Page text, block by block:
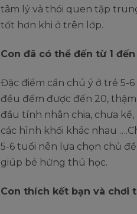
tâm lý và thói quen tập
tốt hơn khi ở trên lớp.
Con đã có thể đến từ 1
Đặc điểm cần chú ý ở trẻ 5-
đều đếm được đến 20,
đầu tính nhân chia, chưa
các hình khối khác nhau
5-6 tuổi nên lựa chọn chủ
giúp bé hứng thú học.
Con thích kết bạn và chơi